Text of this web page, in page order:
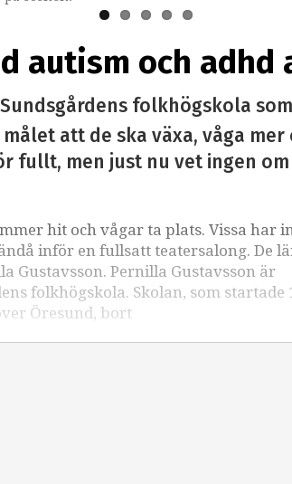
autism och adhd
folkhögskola
att de ska växa, våga
fullt, men just nu vet ingen
hit och vågar ta plats. Vissa har
inför en fullsatt teatersalong. De
Gustavsson. Pernilla Gustavsson är
folkhögskola. Skolan, som startade
Öresund, bort